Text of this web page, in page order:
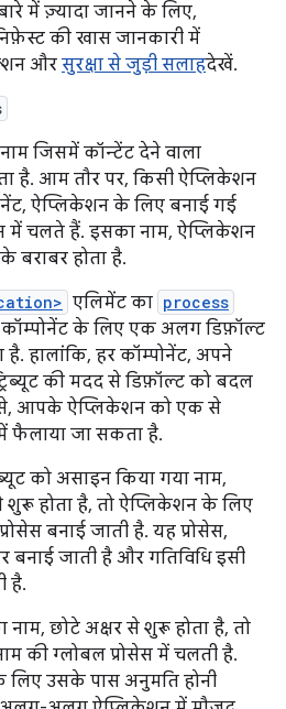
में ज़्यादा जानने के लिए,
की खास जानकारी में
और सुरक्षा से जुड़ी सलाहदेखें.
जिसमें कॉन्टेंट देने वाला
है. आम तौर पर, किसी ऐप्लिकेशन
ऐप्लिकेशन के लिए बनाई गई
में चलते हैं. इसका नाम, ऐप्लिकेशन
होता है.
एलिमेंट का process
कॉम्पोनेंट के लिए एक अलग डिफ़ॉल्ट
हालांकि, हर कॉम्पोनेंट, अपने
की मदद से डिफ़ॉल्ट को बदल
आपके ऐप्लिकेशन को एक से
में फैलाया जा सकता है.
को असाइन किया गया नाम,
शुरू होता है, तो ऐप्लिकेशन के लिए
बनाई जाती है. यह प्रोसेस,
जाती है और गतिविधि इसी
है.
नाम, छोटे अक्षर से शुरू होता है, तो
की ग्लोबल प्रोसेस में चलती है.
लिए उसके पास अनुमति होनी